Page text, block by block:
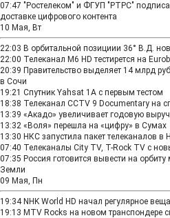
07:47 "Ростелеком" и ФГУП "РТРС"
доставке цифрового контента
10 Мая, Вт
22:03 В орбитальной позициии 36° В.Д.
22:00 Телеканал M6 HD тестирется на
20:39 Правительство выделяет 14 млрд
в Сочи
19:21 Спутник Yahsat 1A с первым тестом
18:38 Телеканал CCTV 9 Documentary на
13:39 «Акадо» увеличивает годовую
13:32 «Воля» перешла на «цифру» в Сумах
13:30 НКС запустила пакет телеканалов в
07:40 Телеканалы City TV, T-Rock TV с
07:35 Россия готовится вывести на
Земли
09 Мая, Пн
19:34 NHK World HD начал регулярное
19:13 MTV Rocks на новом транспондере